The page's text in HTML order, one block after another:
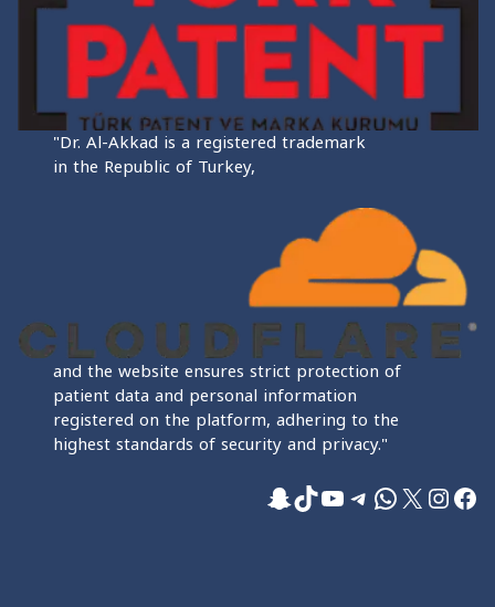
"Dr. Al-Akkad is a registered trademark
in the Republic of Turkey,
and the website ensures strict protection of
patient data and personal information
registered on the platform, adhering to the
highest standards of security and privacy."
فيسبوك
إنستجرام
إكسواتساب
تيليجرام
يوتيوب
تيك توك
سناب شات